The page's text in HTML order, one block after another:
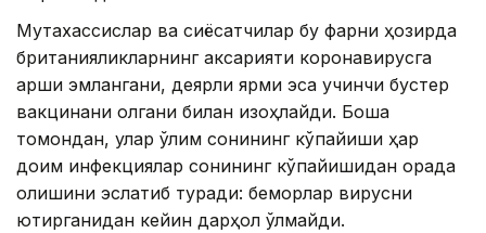
Мутахассислар ва сиёсатчилар бу фарқни ҳозирда
британияликларнинг аксарияти коронавирусга
қарши эмлангани, деярли ярми эса учинчи бустер
вакцинани олгани билан изоҳлайди. Бошқа
томондан, улар ўлим сонининг кўпайиши ҳар
доим инфекциялар сонининг кўпайишидан орқада
қолишини эслатиб туради: беморлар вирусни
юқтирганидан кейин дарҳол ўлмайди.